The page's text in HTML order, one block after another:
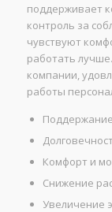
поддерживает
контроль за
чувствуют
работать
компании,
работы
Комфорт и
Снижение
Увеличение